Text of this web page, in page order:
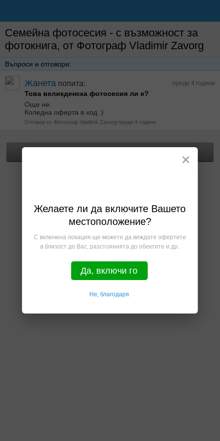
Семейна фотосесия - с възможност за
фотокнига, от Фотограф Vladimir Zavorg
Въпроси и отговори:
преди 4 години
Жанета попита:
Това великденска фотосесия ли е?
Още не.
Коледна оферта в ход :)
Отговор от Фотограф Vladimir Zavorg преди 4 години
×
Желаете ли да включите Вашето
местоположение?
С включена локация ще можете да виждате офертите
в близост до Вас, разстоянията до обектите и др.
Да, включи го
Не, благодаря